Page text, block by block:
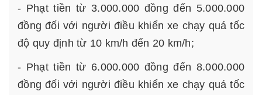
- Phạt tiền từ 3.000.000 đồng đến 5.000.000
đồng đối với người điều khiển xe chạy quá tốc
độ quy định từ 10 km/h đến 20 km/h;
- Phạt tiền từ 6.000.000 đồng đến 8.000.000
đồng đối với người điều khiển xe chạy quá tốc